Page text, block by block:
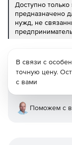
Доступно
предназначено
нужд, не
В связи с
точную цену.
с вами
Поможем с